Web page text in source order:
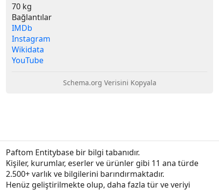
70 kg
Bağlantılar
IMDb
Instagram
Wikidata
YouTube
Schema.org Verisini Kopyala
Paftom Entitybase bir bilgi tabanıdır.
Kişiler, kurumlar, eserler ve ürünler gibi 11 ana türde
2.500+ varlık ve bilgilerini barındırmaktadır.
Henüz geliştirilmekte olup, daha fazla tür ve veriyi